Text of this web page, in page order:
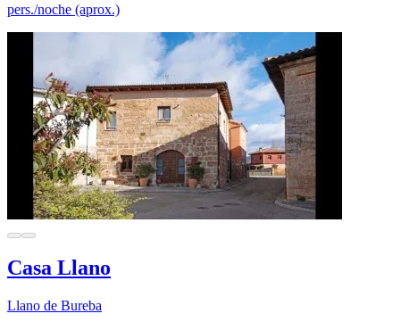
pers./noche (aprox.)
Casa Llano
Llano de Bureba